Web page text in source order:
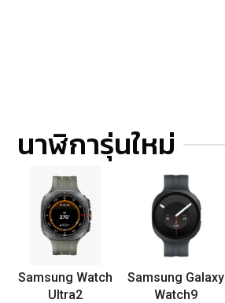
นาฬิการุ่นใหม่
Samsung Watch
Ultra2
Samsung Galaxy
Watch9